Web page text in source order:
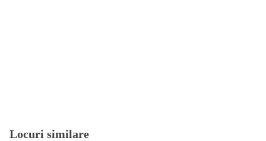
Locuri similare